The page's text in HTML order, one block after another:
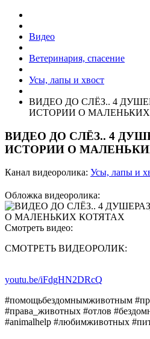
Видео
Ветеринария, спасение
Усы, лапы и хвост
ВИДЕО ДО СЛЁЗ.. 4
ИСТОРИИ О
ВИДЕО ДО СЛЁЗ.. 4
ИСТОРИИ О
Канал видеоролика: Усы, лапы и
Обложка видеоролика:
Смотреть видео:
СМОТРЕТЬ ВИДЕОРОЛИК:
youtu.be/iFdgHN2DRcQ
#помощьбездомнымживотным
#права_животных #отлов
#animalhelp #любимживотных